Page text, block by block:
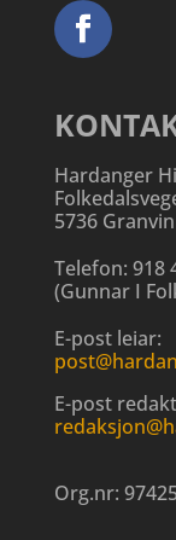
Hardanger
5736 Granvin
Telefon: 918
(Gunnar I
E-post leiar:
E-post
Org.nr: